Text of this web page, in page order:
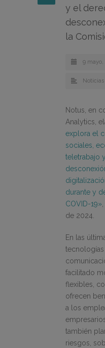
y el
la
9 mayo,
Noticias
Notus, en
Analytics,
explora el
sociales,
teletrabajo
durante y
COVID-19»
de 2024.
En las
facilitado
flexibles,
ofrecen
a los
también
riesgos,